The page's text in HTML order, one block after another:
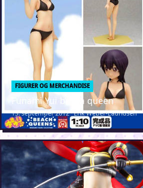
FIGURER OG MERCHANDISE
Funami Yui beach queen
13. september 2012 · Erik Weber-Lauridsen